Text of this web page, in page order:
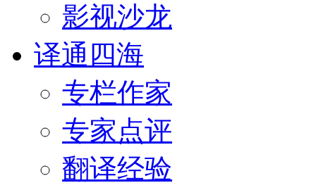
影视沙龙
译通四海
专栏作家
专家点评
翻译经验